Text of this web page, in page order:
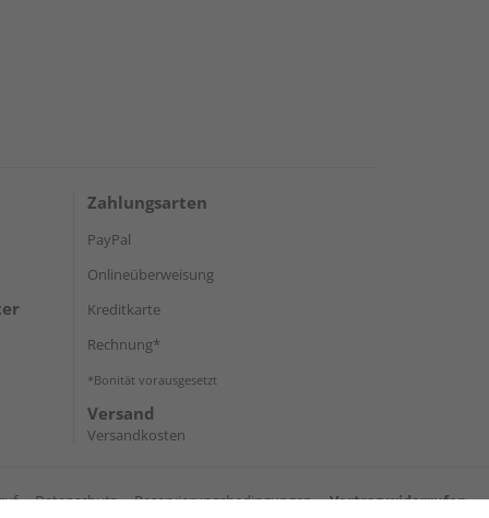
Zahlungsarten
PayPal
Onlineüberweisung
Kreditkarte
Rechnung*
*Bonität vorausgesetzt
Versand
Versandkosten
Datenschutz Reservierungsbedingungen Vertrag widerrufen